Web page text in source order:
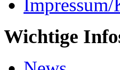
Wichtige